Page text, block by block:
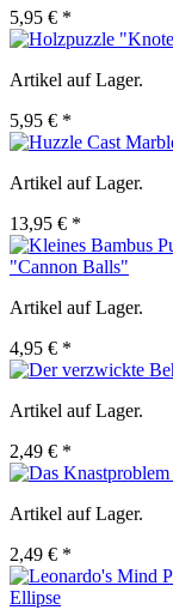
5,95 € *
Artikel auf Lager.
5,95 € *
Artikel auf Lager.
13,95 € *
"Cannon Balls"
Artikel auf Lager.
4,95 € *
Artikel auf Lager.
2,49 € *
Artikel auf Lager.
2,49 € *
Ellipse